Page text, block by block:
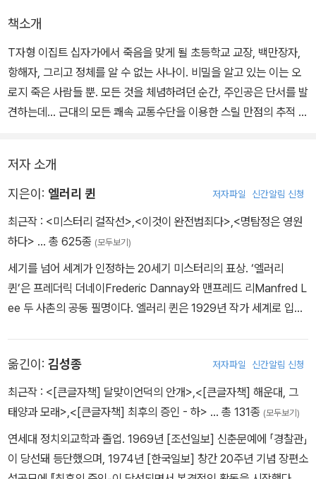
책소개
T자형 이집트 십자가에서 죽음을 맞게 될 초등학교 교장, 백만장자,
항해자, 그리고 정체를 알 수 없는 사나이. 비밀을 알고 있는 이는 오
로지 죽은 사람들 뿐. 모든 것을 체념하려던 순간, 주인공은 단서를 발
견하는데... 근대의 모든 쾌속 교통수단을 이용한 스릴 만점의 추적 씬
저자 소개
지은이: 엘러리 퀸 저자파일 신간알림 신청
최근작 : <미스터리 걸작선> <이것이 완전범죄다> <명탐정은 영원
하다> … 총 625종 (모두보기)
세기를 넘어 세계가 인정하는 20세기 미스터리의 표상. ‘엘러리
퀸’은 프레더릭 더네이Frederic Dannay와 맨프레드 리Manfred L
ee 두 사촌의 공동 필명이다. 엘러리 퀸은 1929년 작가 세계로 입문
지를 출간하며 미스터리 소설사에 한 획을 그었다. 1941년, 『엘러리
퀸 미스터리 매거진EQMM』을 창간하여 발행인 겸 기획 편집자로서
무수한 추리소설 작가를 배출해냈다. 1961년, 미국 추리작가협회(M
랜드 마스터 상’을 수여했다. 1983년 미국 추리작가협회는 ‘엘러리
퀸 상’을 제정해 미스터리 분야에서 뛰어난 두각을 보이는 사람이나
옮긴이: 김성종 저자파일 신간알림 신청
최근작 : <[큰글자책] 달맞이언덕의 안개> <[큰글자책] 해운대, 그
태양과 모래> <[큰글자책] 최후의 증인 - 하> … 총 131종 (모두보기)
연세대 정치외교학과 졸업. 1969년 [조선일보] 신춘문예에 「경찰관」
이 당선돼 등단했으며, 1974년 [한국일보] 창간 20주년 기념 장편소